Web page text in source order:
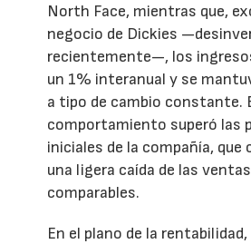
North Face, mientras que,
negocio de Dickies
recientemente—, los
un 1% interanual y se
a tipo de cambio constante.
comportamiento superó las
iniciales de la compañía, que
una ligera caída de las
comparables.
En el plano de la